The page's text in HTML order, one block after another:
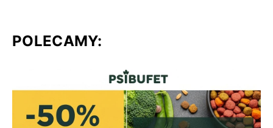
POLECAMY: